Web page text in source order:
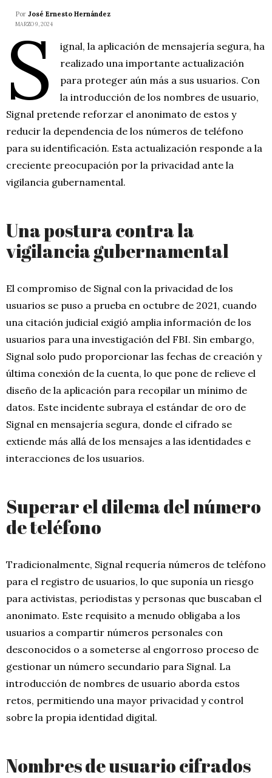
Por José Ernesto Hernández
MARZO 9, 2024
S
ignal, la aplicación de mensajería segura, ha
realizado una importante actualización
para proteger aún más a sus usuarios. Con
la introducción de los nombres de usuario,
Signal pretende reforzar el anonimato de estos y
reducir la dependencia de los números de teléfono
para su identificación. Esta actualización responde a la
creciente preocupación por la privacidad ante la
vigilancia gubernamental.
Una postura contra la
vigilancia gubernamental
El compromiso de Signal con la privacidad de los
usuarios se puso a prueba en octubre de 2021, cuando
una citación judicial exigió amplia información de los
usuarios para una investigación del FBI. Sin embargo,
Signal solo pudo proporcionar las fechas de creación y
última conexión de la cuenta, lo que pone de relieve el
diseño de la aplicación para recopilar un mínimo de
datos. Este incidente subraya el estándar de oro de
Signal en mensajería segura, donde el cifrado se
extiende más allá de los mensajes a las identidades e
interacciones de los usuarios.
Superar el dilema del número
de teléfono
Tradicionalmente, Signal requería números de teléfono
para el registro de usuarios, lo que suponía un riesgo
para activistas, periodistas y personas que buscaban el
anonimato. Este requisito a menudo obligaba a los
usuarios a compartir números personales con
desconocidos o a someterse al engorroso proceso de
gestionar un número secundario para Signal. La
introducción de nombres de usuario aborda estos
retos, permitiendo una mayor privacidad y control
sobre la propia identidad digital.
Nombres de usuario cifrados